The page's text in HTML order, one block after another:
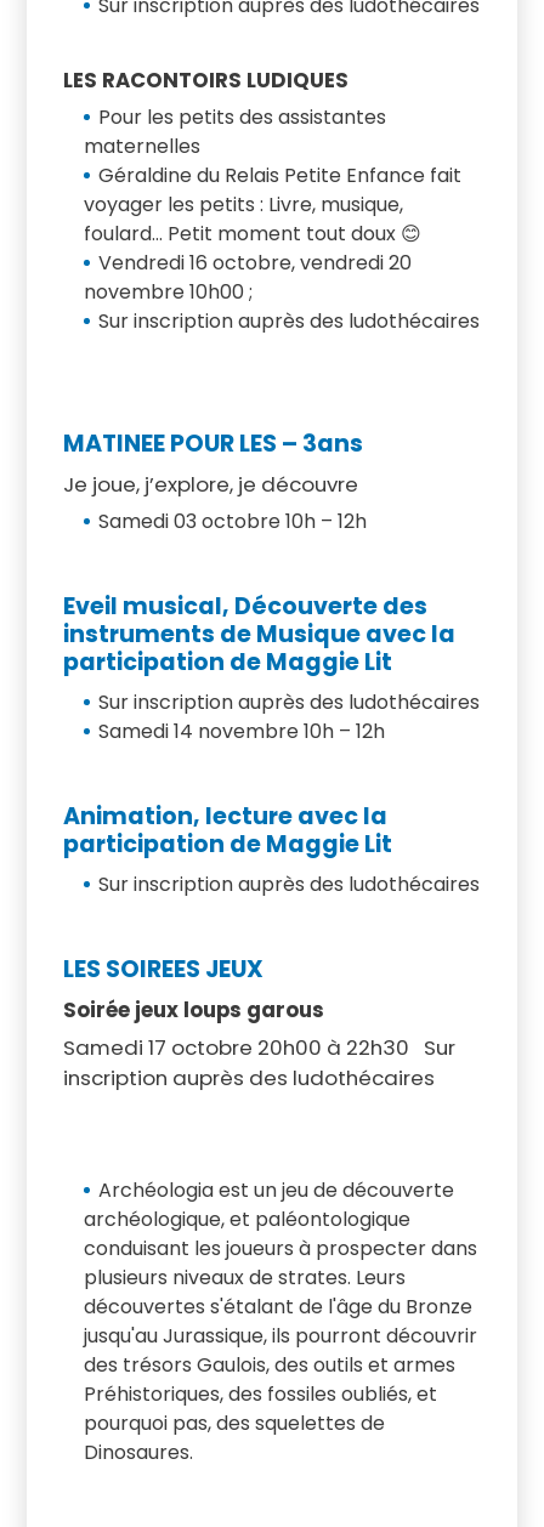
Sur inscription auprès des ludothécaires
LES RACONTOIRS LUDIQUES
Pour les petits des assistantes
maternelles
Géraldine du Relais Petite Enfance fait
voyager les petits : Livre, musique,
foulard… Petit moment tout doux 😊
Vendredi 16 octobre, vendredi 20
novembre 10h00 ;
Sur inscription auprès des ludothécaires
MATINEE POUR LES – 3ans
Je joue, j’explore, je découvre
Samedi 03 octobre 10h – 12h
Eveil musical, Découverte des
instruments de Musique avec la
participation de Maggie Lit
Sur inscription auprès des ludothécaires
Samedi 14 novembre 10h – 12h
Animation, lecture avec la
participation de Maggie Lit
Sur inscription auprès des ludothécaires
LES SOIREES JEUX
Soirée jeux loups garous
Samedi 17 octobre 20h00 à 22h30 Sur
inscription auprès des ludothécaires
Archéologia est un jeu de découverte
archéologique, et paléontologique
conduisant les joueurs à prospecter dans
plusieurs niveaux de strates. Leurs
découvertes s'étalant de l'âge du Bronze
jusqu'au Jurassique, ils pourront découvrir
des trésors Gaulois, des outils et armes
Préhistoriques, des fossiles oubliés, et
pourquoi pas, des squelettes de
Dinosaures.